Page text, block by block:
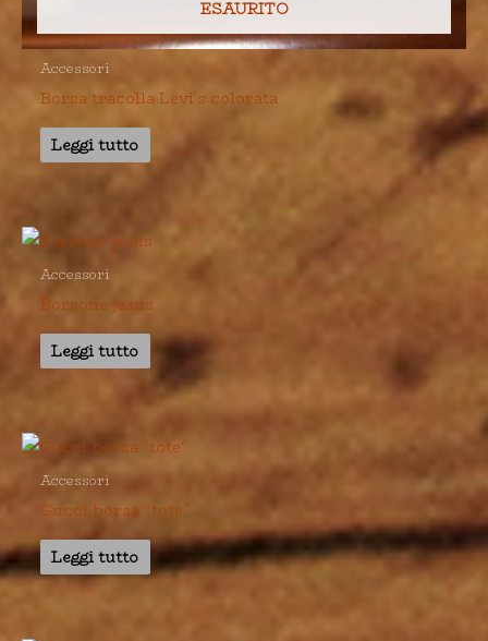
ESAURITO
Accessori
Borsa tracolla Levi’s colorata
Leggi tutto
Accessori
Borsone jeans
Leggi tutto
Accessori
Gucci borsa “tote”
Leggi tutto